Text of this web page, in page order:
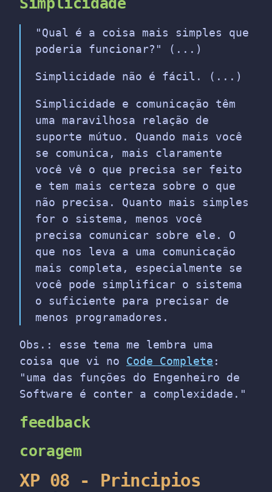
"Qual é a coisa mais simples que
poderia funcionar?" (...)
Simplicidade não é fácil. (...)
Simplicidade e comunicação têm
uma maravilhosa relação de
suporte mútuo. Quando mais você
se comunica, mais claramente
você vê o que precisa ser feito
e tem mais certeza sobre o que
não precisa. Quanto mais simples
for o sistema, menos você
precisa comunicar sobre ele. O
que nos leva a uma comunicação
mais completa, especialmente se
você pode simplificar o sistema
o suficiente para precisar de
menos programadores.
Obs.: esse tema me lembra uma
coisa que vi no Code Complete :
"uma das funções do Engenheiro de
Software é conter a complexidade."
feedback
coragem
XP 08 - Principios